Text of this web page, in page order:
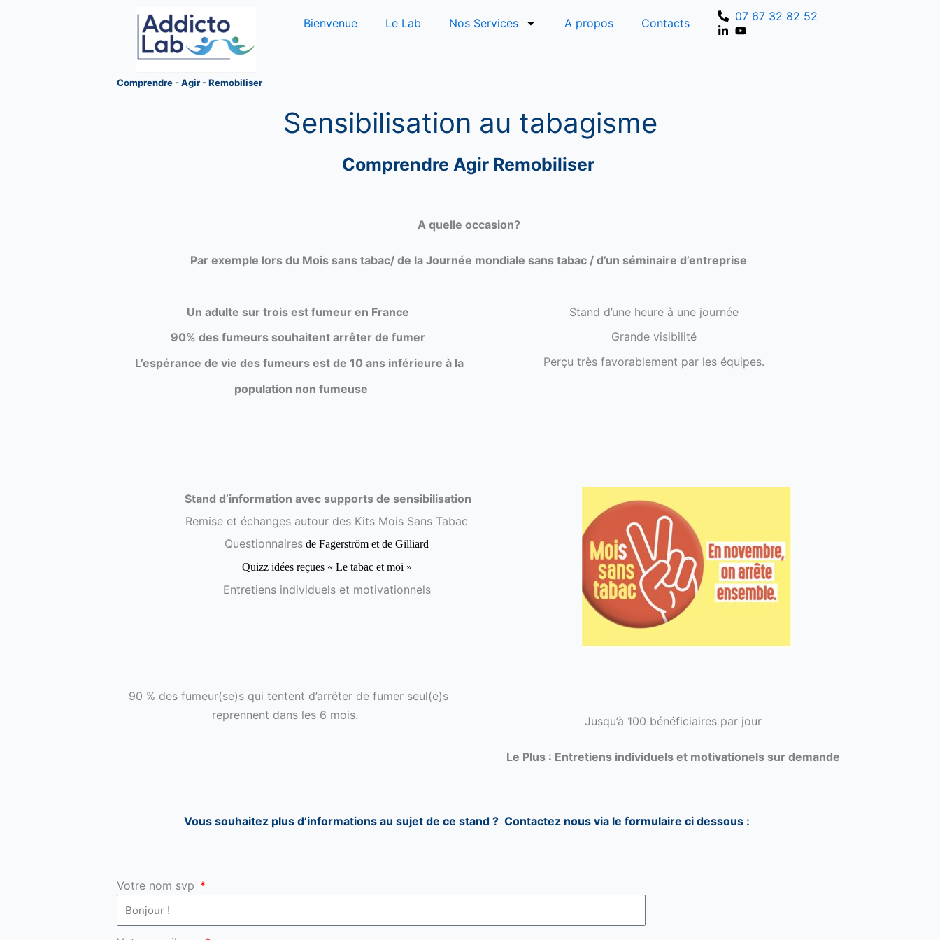
Comprendre - Agir - Remobiliser
Bienvenue Le Lab Nos Services A propos Contacts 07 67 32 82 52
Sensibilisation au tabagisme
Comprendre Agir Remobiliser
A quelle occasion?
Par exemple lors du Mois sans tabac/ de la Journée mondiale sans tabac / d’un séminaire d’entreprise
Un adulte sur trois est fumeur en France
90% des fumeurs souhaitent arrêter de fumer
L’espérance de vie des fumeurs est de 10 ans inférieure à la
population non fumeuse
Stand d’une heure à une journée
Grande visibilité
Perçu très favorablement par les équipes.
Stand d’information avec supports de sensibilisation
Remise et échanges autour des Kits Mois Sans Tabac
Questionnaires de Fagerström et de Gilliard
Quizz idées reçues « Le tabac et moi »
Entretiens individuels et motivationnels
90 % des fumeur(se)s qui tentent d’arrêter de fumer seul(e)s
reprennent dans les 6 mois.
Jusqu’à 100 bénéficiaires par jour
Le Plus : Entretiens individuels et motivationels sur demande
Vous souhaitez plus d’informations au sujet de ce stand ? Contactez nous via le formulaire ci dessous :
Votre nom svp